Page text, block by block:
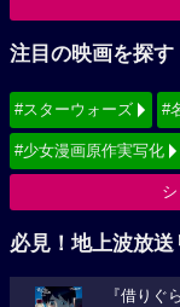
注目の映画を探す
#スターウォーズ #
#少女漫画原作実写化
必見！地上波放送
『借りぐ